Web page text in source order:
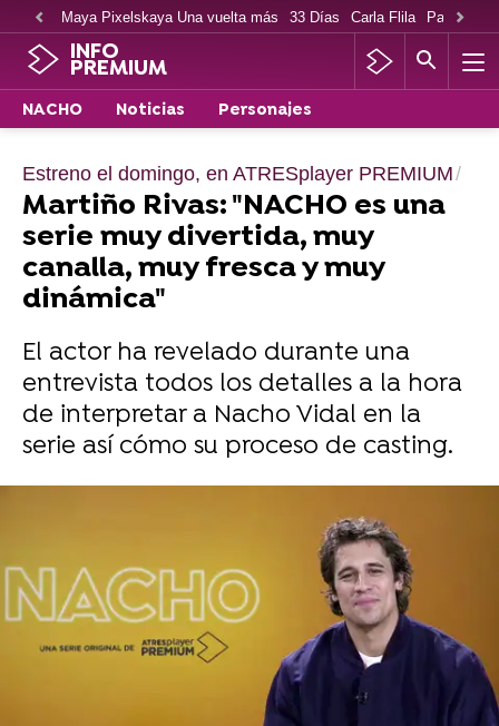
Maya Pixelskaya Una vuelta más 33 Días Carla Flila Paco
INFO
PREMIUM
NACHO Noticias Personajes
Estreno el domingo, en ATRESplayer PREMIUM
Martiño Rivas: "NACHO es una
serie muy divertida, muy
canalla, muy fresca y muy
dinámica"
El actor ha revelado durante una
entrevista todos los detalles a la hora
de interpretar a Nacho Vidal en la
serie así cómo su proceso de casting.